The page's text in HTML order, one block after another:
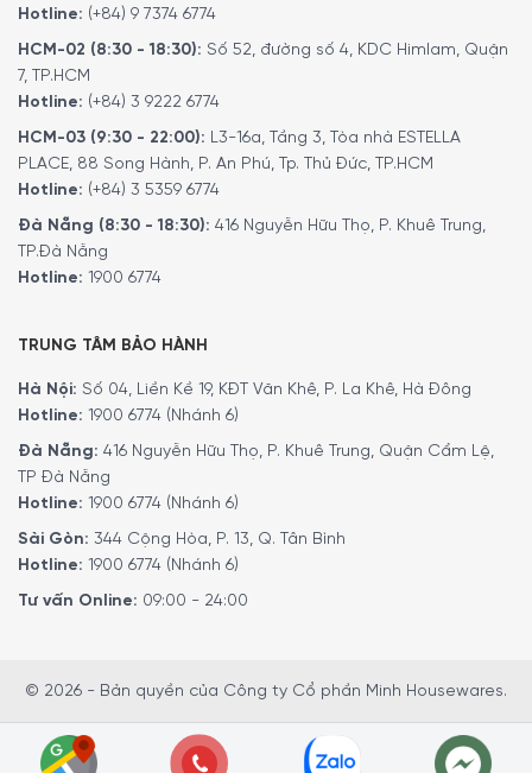
Hotline: (+84) 9 7374 6774
HCM-02 (8:30 - 18:30): Số 52, đường số 4, KDC Himlam, Quận
7, TP.HCM
Hotline: (+84) 3 9222 6774
HCM-03 (9:30 - 22:00): L3-16a, Tầng 3, Tòa nhà ESTELLA
PLACE, 88 Song Hành, P. An Phú, Tp. Thủ Đức, TP.HCM
Hotline: (+84) 3 5359 6774
Đà Nẵng (8:30 - 18:30): 416 Nguyễn Hữu Thọ, P. Khuê Trung,
TP.Đà Nẵng
Hotline: 1900 6774
TRUNG TÂM BẢO HÀNH
Hà Nội: Số 04, Liền Kề 19, KĐT Văn Khê, P. La Khê, Hà Đông
Hotline: 1900 6774 (Nhánh 6)
Đà Nẵng: 416 Nguyễn Hữu Thọ, P. Khuê Trung, Quận Cẩm Lệ,
TP Đà Nẵng
Hotline: 1900 6774 (Nhánh 6)
Sài Gòn: 344 Cộng Hòa, P. 13, Q. Tân Bình
Hotline: 1900 6774 (Nhánh 6)
Tư vấn Online: 09:00 - 24:00
© 2026 - Bản quyền của Công ty Cổ phần Minh Housewares.